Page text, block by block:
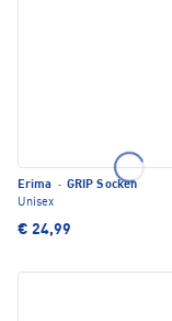
Erima · GRIP Socken
Unisex
€ 24,99